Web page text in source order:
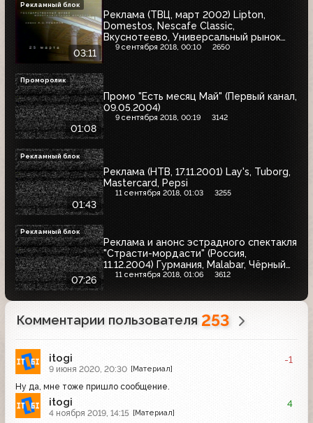
03:11
Реклама (ТВЦ, март 2002) Lipton,
Domestos, Nescafe Classic,
Вкуснотеево, Универсальный рынок
"Динамо", Dirol
9 сентября 2018, 00:10 2650
Рекламный блок
01:08
Промо "Есть месяц Май" (Первый канал,
09.05.2004)
9 сентября 2018, 00:19 3142
Проморолик
01:43
Реклама (НТВ, 17.11.2001) Lay's, Tuborg,
Mastercard, Pepsi
11 сентября 2018, 01:03 3255
Рекламный блок
07:26
Реклама и анонс эстрадного спектакля
"Страсти-мордасти" (Россия,
11.12.2004) Гурмания, Malabar, Чёрный
жемчуг, Ariston, Евросеть, Garnier,
11 сентября 2018, 01:06 3612
Рекламный блок
Комментарии пользователя 253
itogi
9 июня 2020, 20:30 [Материал]
-1
Ну да, мне тоже пришло сообщение.
itogi
4 ноября 2019, 14:15 [Материал]
4